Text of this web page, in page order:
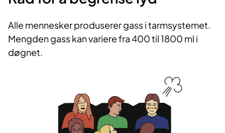
Alle mennesker produserer gass i tarmsystemet.
Mengden gass kan variere fra 400 til 1800 ml i
døgnet.